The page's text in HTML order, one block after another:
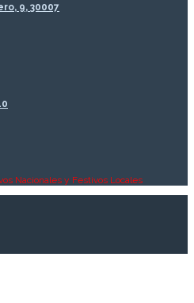
9, 30007
Nacionales y Festivos Locales